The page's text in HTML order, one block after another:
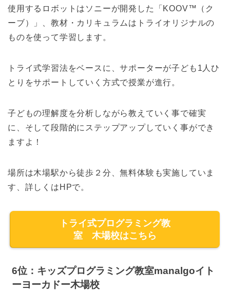
使用するロボットはソニーが開発した「KOOV™（ク
ーブ）」、教材・カリキュラムはトライオリジナルの
ものを使って学習します。
トライ式学習法をベースに、サポーターが子ども1人ひ
とりをサポートしていく方式で授業が進行。
子どもの理解度を分析しながら教えていく事で確実
に、そして段階的にステップアップしていく事ができ
ますよ！
場所は木場駅から徒歩２分、無料体験も実施していま
す、詳しくはHPで。
トライ式プログラミング教
室 木場校はこちら
6位：キッズプログラミング教室manalgoイト
ーヨーカドー木場校